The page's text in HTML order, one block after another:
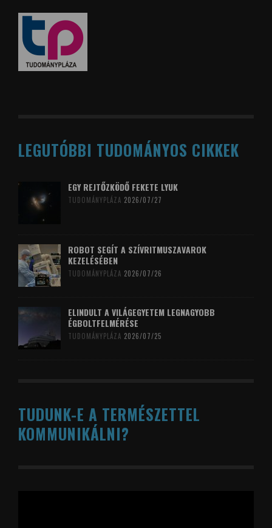
LEGUTÓBBI TUDOMÁNYOS CIKKEK
EGY REJTŐZKÖDŐ FEKETE LYUK
TUDOMÁNYPLÁZA 2026/07/27
ROBOT SEGÍT A SZÍVRITMUSZAVAROK
KEZELÉSÉBEN
TUDOMÁNYPLÁZA 2026/07/26
ELINDULT A VILÁGEGYETEM LEGNAGYOBB
ÉGBOLTFELMÉRÉSE
TUDOMÁNYPLÁZA 2026/07/25
TUDUNK-E A TERMÉSZETTEL
KOMMUNIKÁLNI?